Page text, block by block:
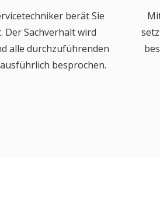
berät Sie
Der Sachverhalt wird
alle durchzuführenden
besprochen.